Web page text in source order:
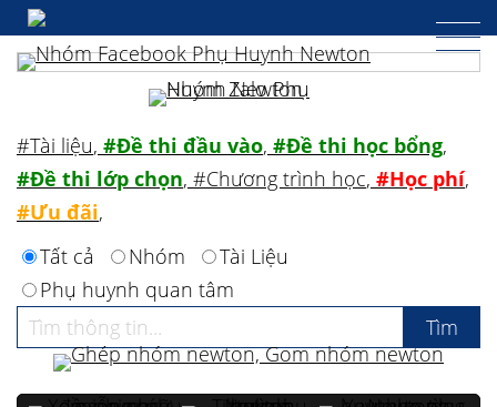
#Tài liệu, #Đề thi đầu vào, #Đề thi học bổng,
#Đề thi lớp chọn, #Chương trình học, #Học phí,
#Ưu đãi,
Tất cả
Nhóm
Tài Liệu
Phụ huynh quan tâm